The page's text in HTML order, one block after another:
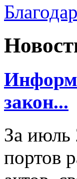
закон...
За июль
портов